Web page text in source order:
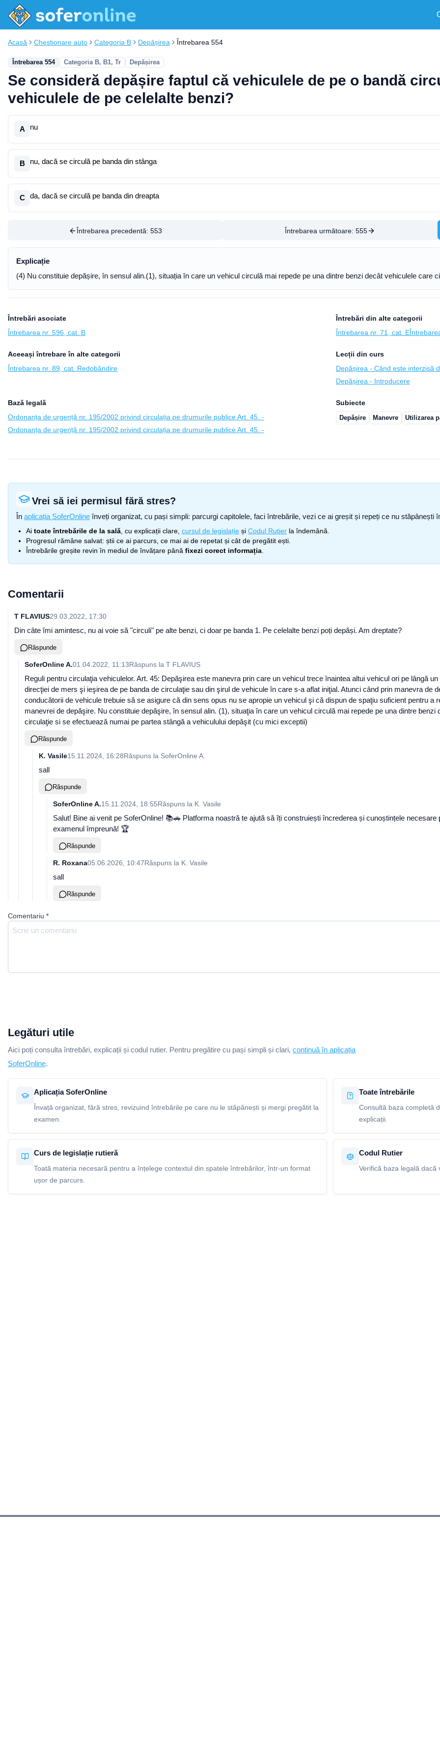
Acasă Chestionare auto Categoria B Depășirea Întrebarea 554
Întrebarea 554 Categoria B, B1, Tr Depășirea
Se consideră depășire faptul că vehiculele de pe o bandă
vehiculele de pe celelalte benzi?
A nu
B nu, dacă se circulă pe banda din stânga
C da, dacă se circulă pe banda din dreapta
Întrebarea precedentă: 553 Întrebarea următoare: 555
Explicație
(4) Nu constituie depășire, în sensul alin.(1), situația în care un vehicul circulă mai repede pe una dintre benzi decât vehiculele care
Întrebări asociate
Întrebarea nr. 596, cat. B
Întrebări din alte categorii
Întrebarea nr. 71, cat. E
Aceeași întrebare în alte categorii
Întrebarea nr. 89, cat. Redobândire
Lecții din curs
Depășirea - Când este interzisă
Depășirea - Introducere
Bază legală
Ordonanța de urgență nr. 195/2002 privind circulația pe drumurile publice Art. 45. -
Ordonanța de urgență nr. 195/2002 privind circulația pe drumurile publice Art. 45. -
Subiecte
Depășire Manevre Utilizarea
Vrei să iei permisul fără stres?
În aplicația SoferOnline înveți organizat, cu pași simpli: parcurgi capitolele, faci întrebările, vezi ce ai greșit și repeți ce nu
Ai toate întrebările de la sală , cu explicații clare, cursul de legislație și Codul Rutier la îndemână.
Progresul rămâne salvat: știi ce ai parcurs, ce mai ai de repetat și cât de pregătit ești.
Întrebările greșite revin în mediul de învățare până fixezi corect informația
Comentarii
T FLAVIUS29.03.2022, 17:30
Din câte îmi amintesc, nu ai voie să "circuli" pe alte benzi, ci doar pe banda 1. Pe celelalte benzi poți depăși. Am dreptate?
Răspunde
SoferOnline A.01.04.2022, 11:13Răspuns la T FLAVIUS
Reguli pentru circulaţia vehiculelor. Art. 45: Depăşirea este manevra prin care un vehicul trece înaintea altui vehicul ori pe lângă
direcţiei de mers şi ieşirea de pe banda de circulaţie sau din şirul de vehicule în care s-a aflat iniţial. Atunci când prin manevra de
conducătorii de vehicule trebuie să se asigure că din sens opus nu se apropie un vehicul şi că dispun de spaţiu suficient pentru a
manevrei de depăşire. Nu constituie depăşire, în sensul alin. (1), situaţia în care un vehicul circulă mai repede pe una dintre
circulaţie si se efectuează numai pe partea stângă a vehiculului depăşit (cu mici exceptii)
Răspunde
K. Vasile15.11.2024, 16:28Răspuns la SoferOnline A.
sall
Răspunde
SoferOnline A.15.11.2024, 18:55Răspuns la K. Vasile
Salut! Bine ai venit pe SoferOnline! 📚🚗 Platforma noastră te ajută să îți construiești încrederea și cunoștințele
examenul împreună! 🏆
Răspunde
R. Roxana05.06.2026, 10:47Răspuns la K. Vasile
sall
Răspunde
Comentariu *
Legături utile
Aici poți consulta întrebări, explicații și codul rutier. Pentru pregătire cu pași simpli și clari, continuă în aplicația
SoferOnline.
Aplicația SoferOnline
Învață organizat, fără stres, revizuind întrebările pe care nu le stăpânești și mergi pregătit la
examen.
Toate întrebările
Consultă baza completă
explicații.
Curs de legislație rutieră
Toată materia necesară pentru a înțelege contextul din spatele întrebărilor, într-un format
ușor de parcurs.
Codul Rutier
Verifică baza legală dacă